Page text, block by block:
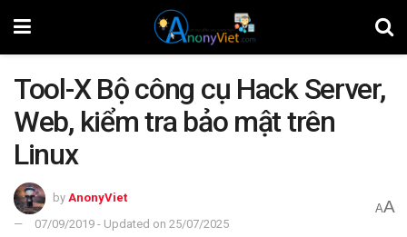
Tool-X Bộ công cụ Hack Server,
Web, kiểm tra bảo mật trên
Linux
by AnonyViet
07/09/2019 - Updated on 25/07/2025
AA